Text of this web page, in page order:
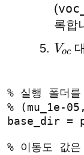
(
록합
Vo대
% 실행 폴더
% (mu_1e-
base_dir =
% 이동도 값